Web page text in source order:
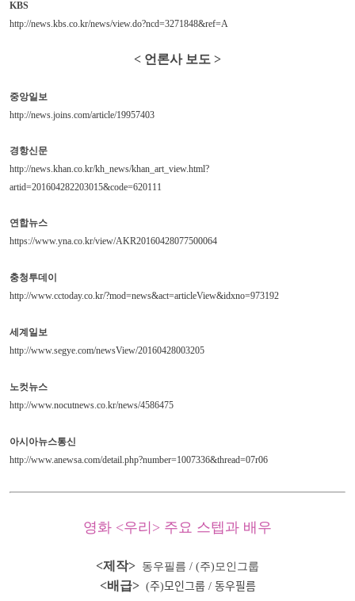
KBS
http://news.kbs.co.kr/news/view.do?ncd=3271848&ref=A
< 언론사 보도 >
중앙일보
http://news.joins.com/article/19957403
경항신문
http://news.khan.co.kr/kh_news/khan_art_view.html?
artid=201604282203015&code=620111
연합뉴스
https://www.yna.co.kr/view/AKR20160428077500064
충청투데이
http://www.cctoday.co.kr/?mod=news&act=articleView&idxno=973192
세계일보
http://www.segye.com/newsView/20160428003205
노컷뉴스
http://www.nocutnews.co.kr/news/4586475
아시아뉴스통신
http://www.anewsa.com/detail.php?number=1007336&thread=07r06
영화 <우리> 주요 스텝과 배우
<제작> 동우필름 / (주)모인그룹
<배급> (주)모인그룹 / 동우필름